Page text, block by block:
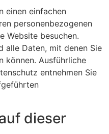
einen einfachen
personenbezogenen
Website besuchen.
alle Daten, mit denen Sie
können. Ausführliche
entnehmen Sie
dieser